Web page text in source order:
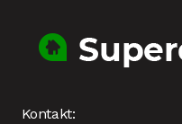
Kontakt: